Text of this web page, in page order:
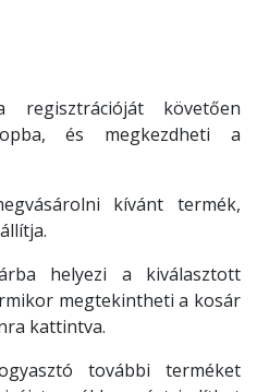
követően
és megkezdheti a
kívánt termék,
helyezi a kiválasztott
megtekintheti a kosár
kattintva.
további terméket